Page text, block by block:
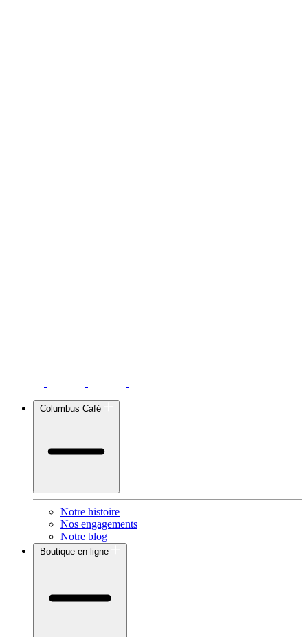
Columbus Café
Notre histoire
Nos engagements
Notre blog
Boutique en ligne